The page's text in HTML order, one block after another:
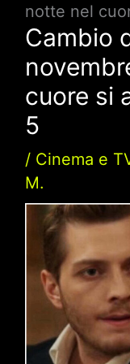
notte nel
Cambio
cuore si
5
/ Cinema e
M.